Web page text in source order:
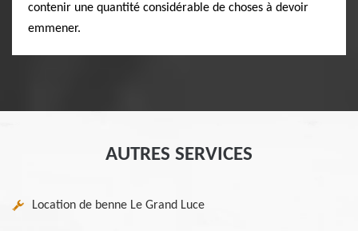
contenir une quantité considérable de choses à devoir
emmener.
AUTRES SERVICES
Location de benne Le Grand Luce